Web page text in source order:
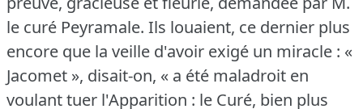
le curé Peyramale. Ils louaient, ce dernier plus
encore que la veille d'avoir exigé un miracle : «
Jacomet », disait-on, « a été maladroit en
voulant tuer l'Apparition : le Curé, bien plus